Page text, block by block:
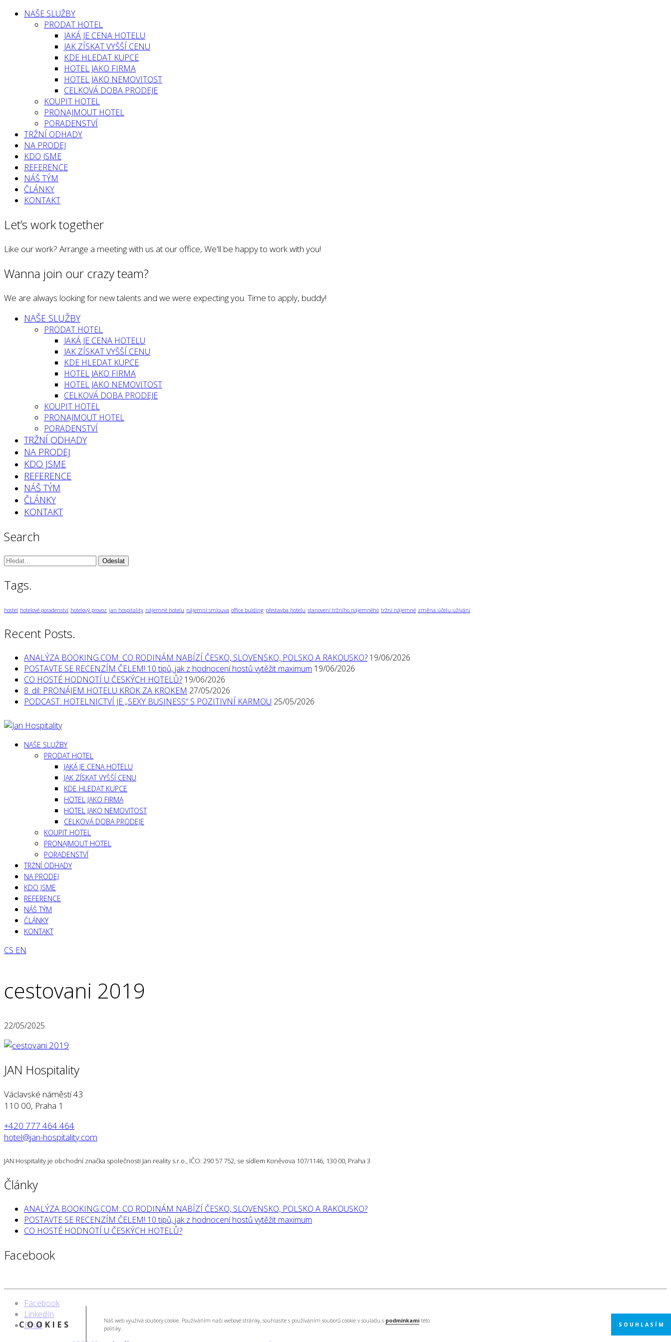
COOKIES Náš web využívá soubory cookie. Používáním naší webové stránky, souhlasíte s používáním souborů cookie v souladu s podmínkami této
politiky.
SOUHLASÍM
NAŠE SLUŽBY
PRODAT HOTEL
JAKÁ JE CENA HOTELU
JAK ZÍSKAT VYŠŠÍ CENU
KDE HLEDAT KUPCE
HOTEL JAKO FIRMA
HOTEL JAKO NEMOVITOST
CELKOVÁ DOBA PRODEJE
KOUPIT HOTEL
PRONAJMOUT HOTEL
PORADENSTVÍ
TRŽNÍ ODHADY
NA PRODEJ
KDO JSME
REFERENCE
NÁŠ TÝM
ČLÁNKY
KONTAKT
Let’s work together
Like our work? Arrange a meeting with us at our office, We'll be happy to work with you!
Wanna join our crazy team?
We are always looking for new talents and we were expecting you. Time to apply, buddy!
NAŠE SLUŽBY
PRODAT HOTEL
JAKÁ JE CENA HOTELU
JAK ZÍSKAT VYŠŠÍ CENU
KDE HLEDAT KUPCE
HOTEL JAKO FIRMA
HOTEL JAKO NEMOVITOST
CELKOVÁ DOBA PRODEJE
KOUPIT HOTEL
PRONAJMOUT HOTEL
PORADENSTVÍ
TRŽNÍ ODHADY
NA PRODEJ
KDO JSME
REFERENCE
NÁŠ TÝM
ČLÁNKY
KONTAKT
Search
Vyhledávání:
Tags.
hostel hotelové poradenství hotelový provoz jan hospitality nájemné hotelu nájemní smlouva office bulding přestavba hotelu stanovení tržního nájemného tržní nájemné změna účelu užívání
Recent Posts.
ANALÝZA BOOKING.COM: CO RODINÁM NABÍZÍ ČESKO, SLOVENSKO, POLSKO A RAKOUSKO? 19/06/2026
POSTAVTE SE RECENZÍM ČELEM! 10 tipů, jak z hodnocení hostů vytěžit maximum 19/06/2026
CO HOSTÉ HODNOTÍ U ČESKÝCH HOTELŮ? 19/06/2026
8. díl: PRONÁJEM HOTELU KROK ZA KROKEM 27/05/2026
PODCAST: HOTELNICTVÍ JE „SEXY BUSINESS“ S POZITIVNÍ KARMOU 25/05/2026
NAŠE SLUŽBY
PRODAT HOTEL
JAKÁ JE CENA HOTELU
JAK ZÍSKAT VYŠŠÍ CENU
KDE HLEDAT KUPCE
HOTEL JAKO FIRMA
HOTEL JAKO NEMOVITOST
CELKOVÁ DOBA PRODEJE
KOUPIT HOTEL
PRONAJMOUT HOTEL
PORADENSTVÍ
TRŽNÍ ODHADY
NA PRODEJ
KDO JSME
REFERENCE
NÁŠ TÝM
ČLÁNKY
KONTAKT
CS EN
cestovani 2019
22/05/2025
JAN Hospitality
Václavské náměstí 43
110 00, Praha 1
+420 777 464 464
hotel@jan-hospitality.com
JAN Hospitality je obchodní značka společnosti Jan reality s.r.o., IČO: 290 57 752, se sídlem Koněvova 107/1146, 130 00, Praha 3
Články
ANALÝZA BOOKING.COM: CO RODINÁM NABÍZÍ ČESKO, SLOVENSKO, POLSKO A RAKOUSKO?
POSTAVTE SE RECENZÍM ČELEM! 10 tipů, jak z hodnocení hostů vytěžit maximum
CO HOSTÉ HODNOTÍ U ČESKÝCH HOTELŮ?
Facebook
Facebook
LinkedIn
Email